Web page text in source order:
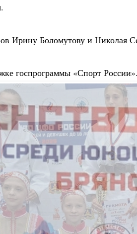
Ирину Боломутову и Николая
госпрограммы «Спорт России».